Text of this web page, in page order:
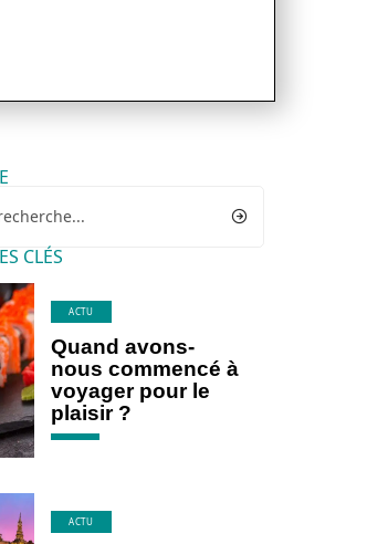
CLÉS
ACTU
Quand avons-
nous commencé à
voyager pour le
plaisir ?
ACTU